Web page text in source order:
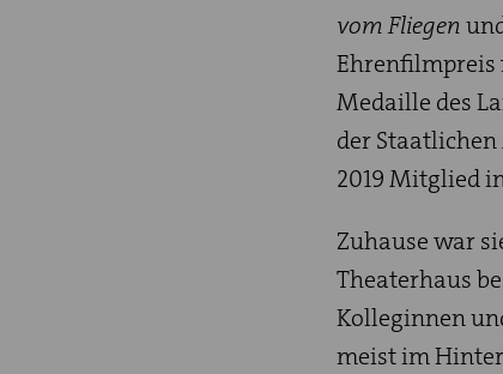
vom Fliegen
Ehrenfilmpreis
Medaille des
der
2019 Mitglied
Zuhause war
Theaterhaus
Kolleginnen
meist im